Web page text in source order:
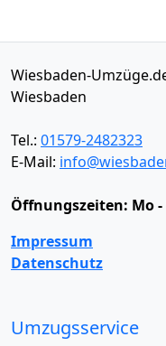
Wiesbaden-
Wiesbaden
Tel.: 01579-2482323
E-Mail:
Öffnungszeiten: Mo -
Impressum
Datenschutz
Umzugsservice